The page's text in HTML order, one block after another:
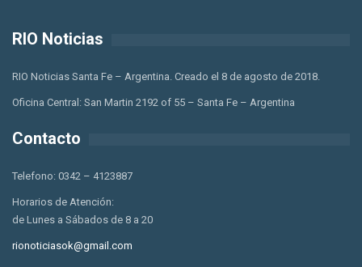
RIO Noticias
RIO Noticias Santa Fe – Argentina. Creado el 8 de agosto de 2018.
Oficina Central: San Martin 2192 of 55 – Santa Fe – Argentina
Contacto
Telefono: 0342 – 4123887
Horarios de Atención:
de Lunes a Sábados de 8 a 20
rionoticiasok@gmail.com